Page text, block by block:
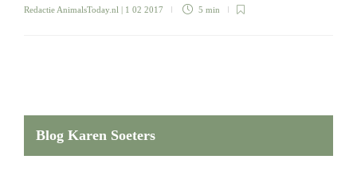
Redactie AnimalsToday.nl | 1 02 2017 5 min
Blog Karen Soeters